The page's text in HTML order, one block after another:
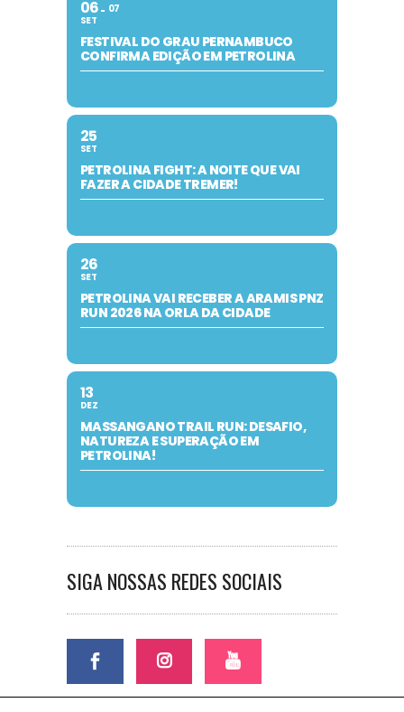
06
SET
07
FESTIVAL DO GRAU PERNAMBUCO
CONFIRMA EDIÇÃO EM PETROLINA
25
SET
PETROLINA FIGHT: A NOITE QUE VAI
FAZER A CIDADE TREMER!
26
SET
PETROLINA VAI RECEBER A ARAMIS PNZ
RUN 2026 NA ORLA DA CIDADE
13
DEZ
MASSANGANO TRAIL RUN: DESAFIO,
NATUREZA E SUPERAÇÃO EM
PETROLINA!
SIGA NOSSAS REDES SOCIAIS